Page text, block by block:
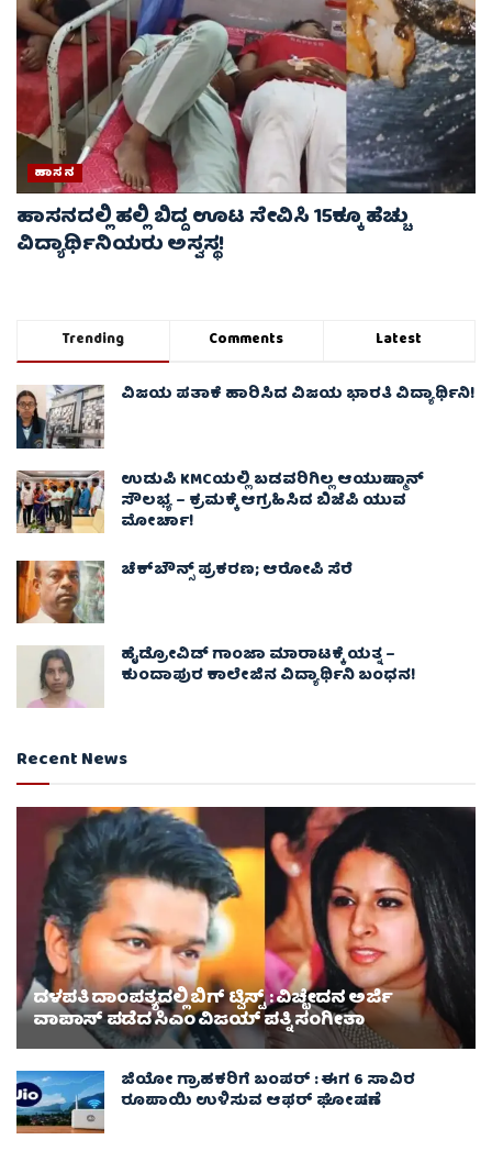
ಹಾಸನ
ಹಾಸನದಲ್ಲಿ ಹಲ್ಲಿ ಬಿದ್ದ ಊಟ ಸೇವಿಸಿ 15ಕ್ಕೂ ಹೆಚ್ಚು
ವಿದ್ಯಾರ್ಥಿನಿಯರು ಅಸ್ವಸ್ಥ!
Trending Comments Latest
ವಿಜಯ ಪತಾಕೆ ಹಾರಿಸಿದ ವಿಜಯ ಭಾರತಿ ವಿದ್ಯಾರ್ಥಿನಿ!
ಉಡುಪಿ KMCಯಲ್ಲಿ ಬಡವರಿಗಿಲ್ಲ ಆಯುಷ್ಮಾನ್
ಸೌಲಭ್ಯ – ಕ್ರಮಕ್ಕೆ ಆಗ್ರಹಿಸಿದ ಬಿಜೆಪಿ ಯುವ
ಮೋರ್ಚಾ!
ಚೆಕ್​ಬೌನ್ಸ್​ ಪ್ರಕರಣ; ಆರೋಪಿ ಸೆರೆ
ಹೈಡ್ರೋವಿಡ್ ಗಾಂಜಾ ಮಾರಾಟಕ್ಕೆ ಯತ್ನ –
ಕುಂದಾಪುರ ಕಾಲೇಜಿನ ವಿದ್ಯಾರ್ಥಿನಿ ಬಂಧನ!
Recent News
ದಳಪತಿ ದಾಂಪತ್ಯದಲ್ಲಿ ಬಿಗ್ ಟ್ವಿಸ್ಟ್ : ವಿಚ್ಛೇದನ ಅರ್ಜಿ
ವಾಪಾಸ್‌ ಪಡೆದ ಸಿಎಂ ವಿಜಯ್ ಪತ್ನಿ ಸಂಗೀತಾ‌
ಜಿಯೋ ಗ್ರಾಹಕರಿಗೆ ಬಂಪರ್ : ಈಗ 6 ಸಾವಿರ
ರೂಪಾಯಿ ಉಳಿಸುವ ಆಫರ್ ಘೋಷಣೆ